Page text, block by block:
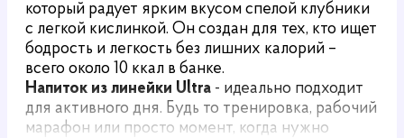
который радует ярким вкусом спелой клубники
с легкой кислинкой. Он создан для тех, кто ищет
бодрость и легкость без лишних калорий –
всего около 10 ккал в банке.
Напиток из линейки Ultra - идеально подходит
для активного дня. Будь то тренировка, рабочий
марафон или просто момент, когда нужно